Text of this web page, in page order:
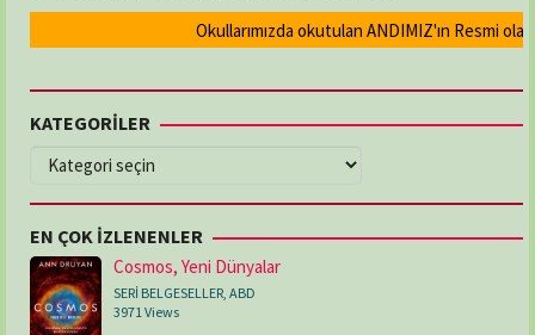
Okullarımızda okutulan ANDIMIZ'ın Resmi
KATEGORİLER
KATEGORİLER
EN ÇOK İZLENENLER
Cosmos, Yeni Dünyalar
SERİ BELGESELLER ABD
3971 Views